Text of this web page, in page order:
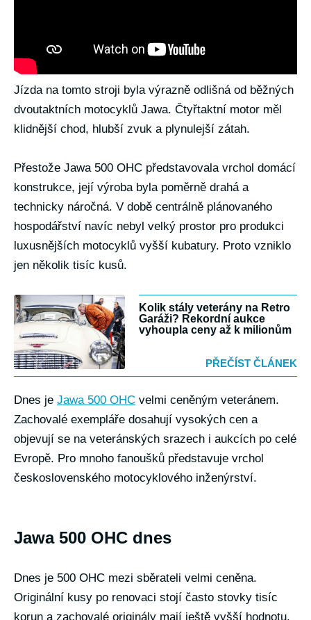
Jízda na tomto stroji byla výrazně odlišná od běžných
dvoutaktních motocyklů Jawa. Čtyřtaktní motor měl
klidnější chod, hlubší zvuk a plynulejší zátah.
Přestože Jawa 500 OHC představovala vrchol domácí
konstrukce, její výroba byla poměrně drahá a
technicky náročná. V době centrálně plánovaného
hospodářství navíc nebyl velký prostor pro produkci
luxusnějších motocyklů vyšší kubatury. Proto vzniklo
jen několik tisíc kusů.
Kolik stály veterány na Retro
Garáži? Rekordní aukce
vyhoupla ceny až k milionům
PŘEČÍST ČLÁNEK
Dnes je Jawa 500 OHC velmi ceněným veteránem.
Zachovalé exempláře dosahují vysokých cen a
objevují se na veteránských srazech i aukcích po celé
Evropě. Pro mnoho fanoušků představuje vrchol
československého motocyklového inženýrství.
Jawa 500 OHC dnes
Dnes je 500 OHC mezi sběrateli velmi ceněna.
Originální kusy po renovaci stojí často stovky tisíc
korun a zachovalé originály mají ještě vyšší hodnotu.